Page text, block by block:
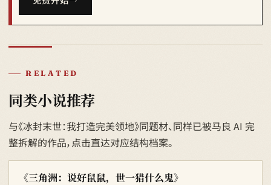
RELATED
同类小说推荐
与《冰封末世：我打造完美领地》同题材、同样已被马良 AI 完
整拆解的作品，点击直达对应结构档案。
《三角洲：说好鼠鼠，世一猎什么鬼》